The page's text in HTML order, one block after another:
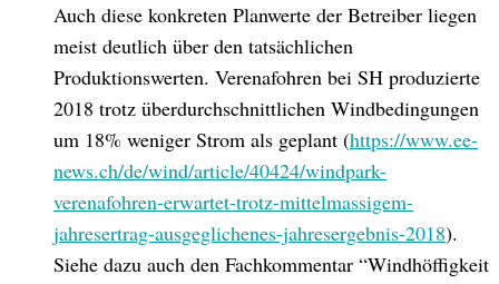
Auch diese konkreten Planwerte der Betreiber liegen
meist deutlich über den tatsächlichen
Produktionswerten. Verenafohren bei SH produzierte
2018 trotz überdurchschnittlichen Windbedingungen
um 18% weniger Strom als geplant (https://www.ee-
news.ch/de/wind/article/40424/windpark-
verenafohren-erwartet-trotz-mittelmassigem-
jahresertrag-ausgeglichenes-jahresergebnis-2018).
Siehe dazu auch den Fachkommentar “Windhöffigkeit